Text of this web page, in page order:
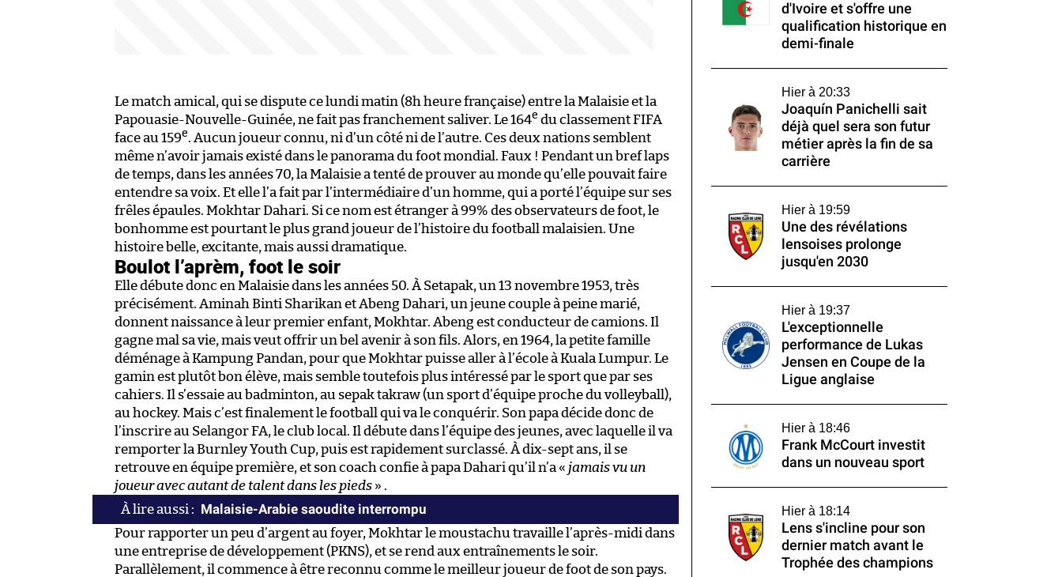
Le match amical, qui se dispute ce lundi matin (8h heure française) entre la Malaisie et la
Papouasie-Nouvelle-Guinée, ne fait pas franchement saliver. Le 164e du classement FIFA
face au 159e. Aucun joueur connu, ni d’un côté ni de l’autre. Ces deux nations semblent
même n’avoir jamais existé dans le panorama du foot mondial. Faux ! Pendant un bref laps
de temps, dans les années 70, la Malaisie a tenté de prouver au monde qu’elle pouvait faire
entendre sa voix. Et elle l’a fait par l’intermédiaire d’un homme, qui a porté l’équipe sur ses
frêles épaules. Mokhtar Dahari. Si ce nom est étranger à 99% des observateurs de foot, le
bonhomme est pourtant le plus grand joueur de l’histoire du football malaisien. Une
histoire belle, excitante, mais aussi dramatique.
Boulot l’aprèm, foot le soir
Elle débute donc en Malaisie dans les années 50. À Setapak, un 13 novembre 1953, très
précisément. Aminah Binti Sharikan et Abeng Dahari, un jeune couple à peine marié,
donnent naissance à leur premier enfant, Mokhtar. Abeng est conducteur de camions. Il
gagne mal sa vie, mais veut offrir un bel avenir à son fils. Alors, en 1964, la petite famille
déménage à Kampung Pandan, pour que Mokhtar puisse aller à l’école à Kuala Lumpur. Le
gamin est plutôt bon élève, mais semble toutefois plus intéressé par le sport que par ses
cahiers. Il s’essaie au badminton, au sepak takraw (un sport d’équipe proche du volleyball),
au hockey. Mais c’est finalement le football qui va le conquérir. Son papa décide donc de
l’inscrire au Selangor FA, le club local. Il débute dans l’équipe des jeunes, avec laquelle il va
remporter la Burnley Youth Cup, puis est rapidement surclassé. À dix-sept ans, il se
retrouve en équipe première, et son coach confie à papa Dahari qu’il n’a « jamais vu un
joueur avec autant de talent dans les pieds » .
Malaisie-Arabie saoudite interrompu
Pour rapporter un peu d’argent au foyer, Mokhtar le moustachu travaille l’après-midi dans
une entreprise de développement (PKNS), et se rend aux entraînements le soir.
Parallèlement, il commence à être reconnu comme le meilleur joueur de foot de son pays.
d'Ivoire et s'offre une
qualification historique en
demi-finale
Hier à 20:33
Joaquín Panichelli sait
déjà quel sera son futur
métier après la fin de sa
carrière
Hier à 19:59
Une des révélations
lensoises prolonge
jusqu'en 2030
Hier à 19:37
L'exceptionnelle
performance de Lukas
Jensen en Coupe de la
Ligue anglaise
Hier à 18:46
Frank McCourt investit
dans un nouveau sport
Hier à 18:14
Lens s'incline pour son
dernier match avant le
Trophée des champions